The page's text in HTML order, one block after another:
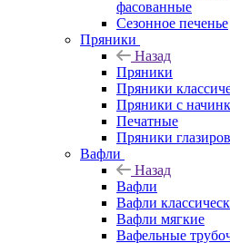
фасованные
Сезонное печенье
Пряники
Назад
Пряники
Пряники
Пряники с
Печатные
Пряники
Вафли
Назад
Вафли
Вафли
Вафли мягкие
Вафельные